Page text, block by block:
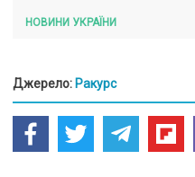
НОВИНИ УКРАЇНИ
Джерело: Ракурс